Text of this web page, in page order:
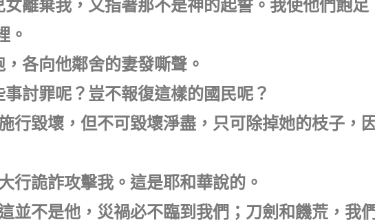
離棄我，又指著那不是神的起誓。我使他們飽足
。
各向他鄰舍的妻發嘶聲。
討罪呢？豈不報復這樣的國民呢？
行毀壞，但不可毀壞淨盡，只可除掉她的枝子，
行詭詐攻擊我。這是耶和華說的。
並不是他，災禍必不臨到我們；刀劍和饑荒，我